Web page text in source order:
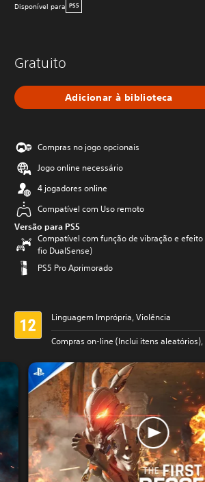
Disponível para PS5
Gratuito
Adicionar à biblioteca
Compras no jogo opcionais
Jogo online necessário
4 jogadores online
Compatível com Uso remoto
Versão para PS5
Compatível com função de vibração e
fio DualSense)
PS5 Pro Aprimorado
Linguagem Imprópria, Violência
Compras on-line (Inclui itens